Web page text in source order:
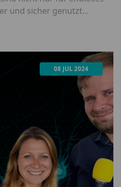
und sicher genutzt
Kreativität voll ausleben
sichere Regeln halten.
08 JUL 2024